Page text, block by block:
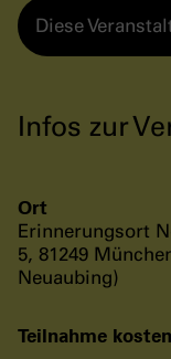
Diese
Infos zur
Ort
Erinnerungsort
5, 81249
Neuaubing)
Teilnahme